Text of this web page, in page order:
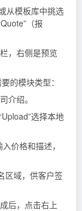
从模板库中挑选
（报
，右侧是预览
的模块类型：
介绍。
选择本地
价格和描述，
区域，供客户签
后，点击右上